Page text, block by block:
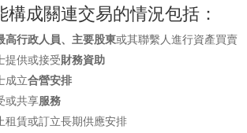
構成關連交易的情況包括：
高行政人員、主要股東或其聯繫人進行資產買賣
提供或接受財務資助
成立合營安排
或共享服務
租賃或訂立長期供應安排